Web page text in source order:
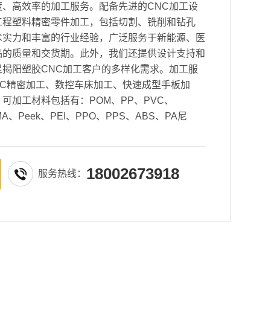
高效率的加工服务。配备先进的CNC加工设
塑料精密零件加工，包括切割、铣削和钻孔
力和丰富的行业经验，广泛服务于新能源、医
质量和交货期。此外，我们还提供设计支持和
阳塑胶CNC加工客户的多样化需求。加工服
精密加工、数控车床加工、快速成型手板加
加工材料包括有：POM、PP、PVC、
、Peek、PEI、PPO、PPS、ABS、PA尼
服务热线： 18002673918